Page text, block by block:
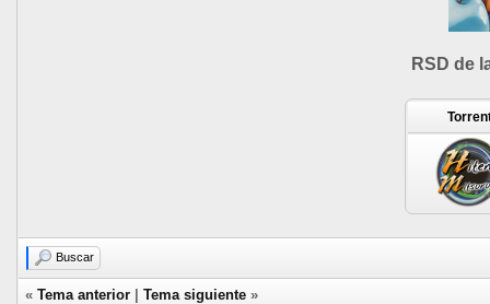
RSD de
Buscar
« Tema anterior Tema siguiente »